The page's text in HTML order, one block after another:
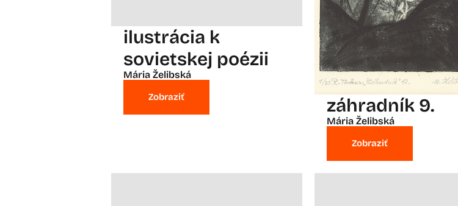
ilustrácia k
sovietskej poézii
Mária Želibská
Zobraziť záhradník 9.
Mária Želibská
Zobraziť